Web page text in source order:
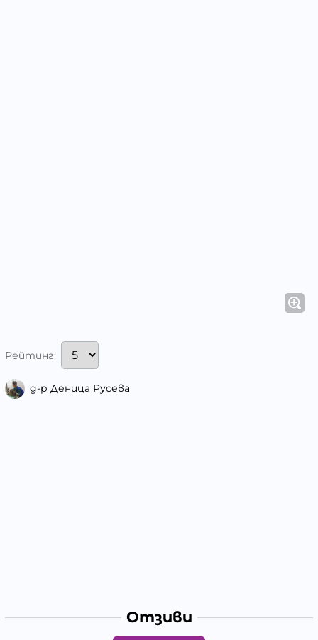
Рейтинг:
д-р Деница Русева
Отзиви